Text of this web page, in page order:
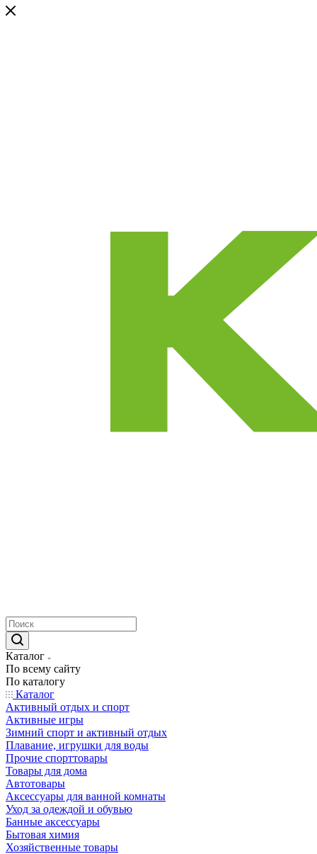
Каталог
По всему сайту
По каталогу
Каталог
Активный отдых и спорт
Активные игры
Зимний спорт и активный отдых
Плавание, игрушки для воды
Прочие спорттовары
Товары для дома
Автотовары
Аксессуары для ванной комнаты
Уход за одеждой и обувью
Банные аксессуары
Бытовая химия
Хозяйственные товары